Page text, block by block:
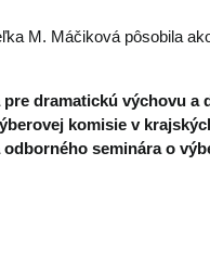
M. Máčiková pôsobila
pre dramatickú výchovu
komisie v
odborného seminára o